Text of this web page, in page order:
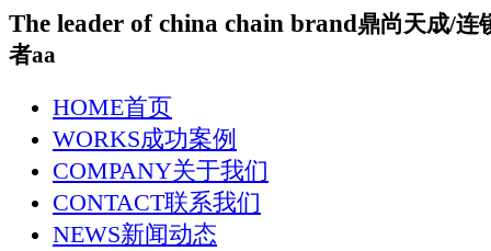
The leader of china chain brand鼎尚天成/连
者aa
HOME首页
WORKS成功案例
COMPANY关于我们
CONTACT联系我们
NEWS新闻动态